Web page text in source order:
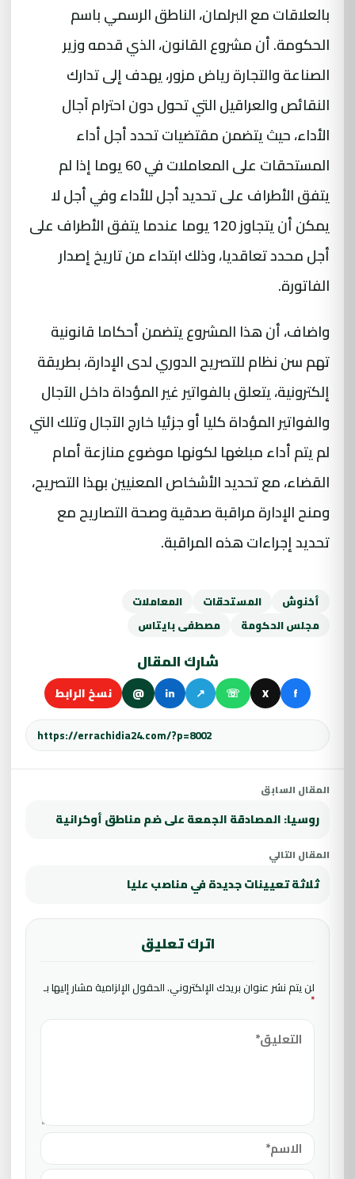
بالعلاقات مع البرلمان، الناطق الرسمي باسم
الحكومة. أن مشروع القانون، الذي قدمه وزير
الصناعة والتجارة رياض مزور، يهدف إلى تدارك
النقائص والعراقيل التي تحول دون احترام آجال
الأداء، حيث يتضمن مقتضيات تحدد أجل أداء
المستحقات على المعاملات في 60 يوما إذا لم
يتفق الأطراف على تحديد أجل للأداء وفي أجل لا
يمكن أن يتجاوز 120 يوما عندما يتفق الأطراف على
أجل محدد تعاقديا، وذلك ابتداء من تاريخ إصدار
الفاتورة.
واضاف، أن هذا المشروع يتضمن أحكاما قانونية
تهم سن نظام للتصريح الدوري لدى الإدارة، بطريقة
إلكترونية، يتعلق بالفواتير غير المؤداة داخل الآجال
والفواتير المؤداة كليا أو جزئيا خارج الآجال وتلك التي
لم يتم أداء مبلغها لكونها موضوع منازعة أمام
القضاء، مع تحديد الأشخاص المعنيين بهذا التصريح،
ومنح الإدارة مراقبة صدقية وصحة التصاريح مع
تحديد إجراءات هذه المراقبة.
أخنوش المستحقات
المعاملات
مجلس الحكومة
مصطفى بايتاس
شارك المقال
f
X
☏
↗
in
@ نسخ الرابط
المقال السابق
روسيا: المصادقة الجمعة على ضم مناطق أوكرانية
المقال التالي
ثلاثة تعيينات جديدة في مناصب عليا
اترك تعليق
لن يتم نشر عنوان بريدك الإلكتروني.الحقول الإلزامية مشار إليها بـ
*